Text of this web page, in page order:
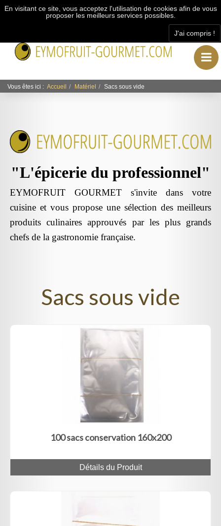
En visitant ce site, vous acceptez l'utilisation de cookies afin de vous
proposer les meilleurs services possibles.
J'ai compris !
Vous êtes ici : Accueil Matériel Sacs sous vide
"L'épicerie du professionnel"
EYMOFRUIT GOURMET s'invite dans votre
cuisine et vous propose une sélection des meilleurs
produits culinaires approuvés par les plus grands
chefs de la gastronomie française.
Sacs sous vide
100 sacs conservation 160x200
Détails du Produit